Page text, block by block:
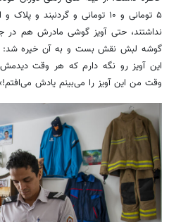
۵ تومانی و ۱۰ تومانی و
نداشتند، حتی آویز گوشی مادرش هم در
گوشه لبش نقش بست و به آن خیره شد:
این آویز رو نگه دارم که هر وقت دیدمش
وقت من این آویز را می‌بینم یادش